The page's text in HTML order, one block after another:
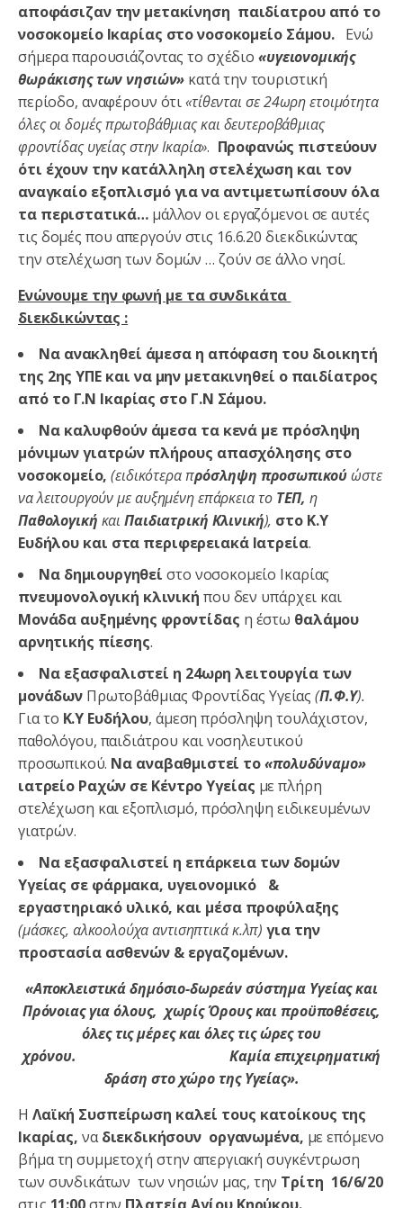
αποφάσιζαν την μετακίνηση παιδίατρου από το
νοσοκομείο Ικαρίας στο νοσοκομείο Σάμου.Ενώ
σήμερα παρουσιάζοντας το σχέδιο«υγειονομικής
θωράκισης των νησιών» κατά την τουριστική
περίοδο, αναφέρουν ότι«τίθενται σε 24ωρη ετοιμότητα
όλες οι δομές πρωτοβάθμιας και δευτεροβάθμιας
φροντίδας υγείας στην Ικαρία». Προφανώς πιστεύουν
ότι έχουν την κατάλληλη στελέχωση και τον
αναγκαίο εξοπλισμό για να αντιμετωπίσουν όλα
τα περιστατικά…μάλλον οι εργαζόμενοι σε αυτές
τις δομές που απεργούν στις 16.6.20 διεκδικώντας
την στελέχωση των δομών … ζούν σε άλλο νησί.
Ενώνουμε την φωνή με τα συνδικάτα
διεκδικώντας :
Να ανακληθεί άμεσα η απόφαση του διοικητή
της 2ης ΥΠΕ και να μην μετακινηθεί ο παιδίατρος
από το Γ.Ν Ικαρίας στο Γ.Ν Σάμου.
Να καλυφθούν άμεσα τα κενά με πρόσληψη
μόνιμων γιατρών πλήρους απασχόλησης στο
νοσοκομείο,(ειδικότερα πρόσληψη προσωπικούώστε
να λειτουργούν με αυξημένη επάρκεια το ΤΕΠ, η
Παθολογική καιΠαιδιατρική Κλινική), στο Κ.Υ
Ευδήλου και στα περιφερειακά Ιατρεία.
Να δημιουργηθείστο νοσοκομείο Ικαρίας
πνευμονολογική κλινική που δεν υπάρχει και
Μονάδα αυξημένης φροντίδας η έστω θαλάμου
αρνητικής πίεσης.
Να εξασφαλιστεί η 24ωρη λειτουργία των
μονάδων Πρωτοβάθμιας Φροντίδας Υγείας(Π.Φ.Υ).
Για το Κ.Υ Ευδήλου, άμεση πρόσληψη τουλάχιστον,
παθολόγου, παιδιάτρου και νοσηλευτικού
προσωπικού. Να αναβαθμιστεί το«πολυδύναμο»
ιατρείο Ραχών σε Κέντρο Υγείας με πλήρη
στελέχωση και εξοπλισμό, πρόσληψη ειδικευμένων
γιατρών.
Ναεξασφαλιστεί η επάρκεια των δομών
Υγείας σε φάρμακα, υγειονομικό &
εργαστηριακό υλικό, και μέσα προφύλαξης
(μάσκες, αλκοολούχα αντισηπτικά κ.λπ)για την
προστασία ασθενών & εργαζομένων.
«Αποκλειστικά δημόσιο-δωρεάν σύστημα Υγείας και
Πρόνοιας για όλους, χωρίς Όρους και προϋποθέσεις,
όλες τις μέρες και όλες τις ώρες του
χρόνου.Καμία επιχειρηματική
δράση στο χώρο της Υγείας».
Η Λαϊκή Συσπείρωση καλεί τους κατοίκους της
Ικαρίας, ναδιεκδικήσουν οργανωμένα, με επόμενο
βήμα τη συμμετοχή στην απεργιακή συγκέντρωση
των συνδικάτων των νησιών μας, την Τρίτη 16/6/20
στις 11:00στην Πλατεία Αγίου Κηρύκου.